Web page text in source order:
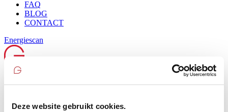
Deze website gebruikt cookies.
FAQ
BLOG
CONTACT
Energiescan
FAQ